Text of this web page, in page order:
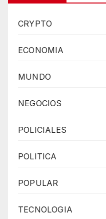
CRYPTO
ECONOMIA
MUNDO
NEGOCIOS
POLICIALES
POLITICA
POPULAR
TECNOLOGIA